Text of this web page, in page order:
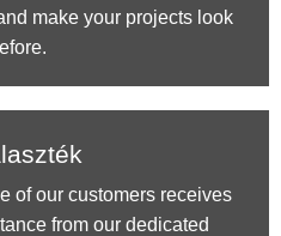
make your projects look
of our customers receives
from our dedicated